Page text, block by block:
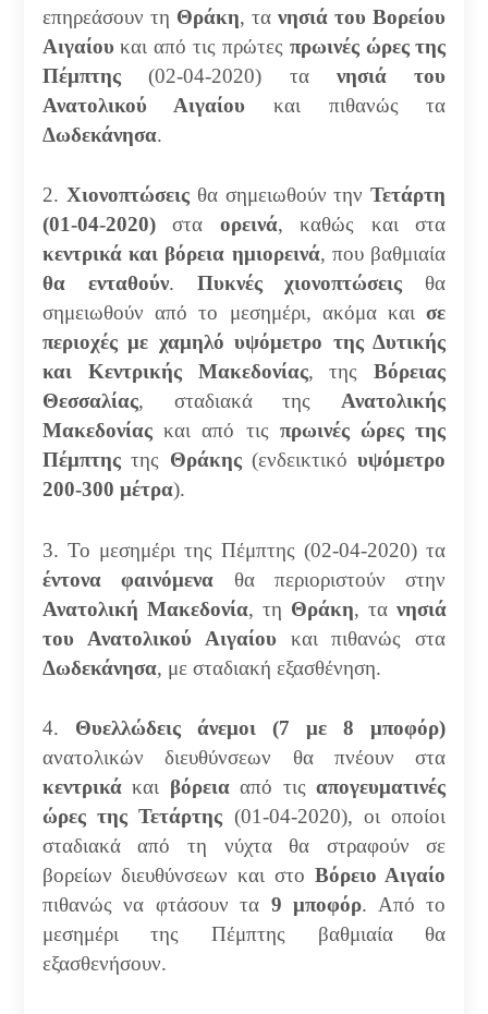
επηρεάσουν τη Θράκη, τανησιά του Βορείου
Αιγαίουκαι από τις πρώτες πρωινές ώρες της
Πέμπτης(02-04-2020) τα νησιά
του
Ανατολικού Αιγαίου και πιθανώς τα
Δωδεκάνησα.
2. Χιονοπτώσειςθα σημειωθούν τηνΤετάρτη
(01-04-2020)στα ορεινά, καθώς και στα
κεντρικά και βόρεια ημιορεινά, που βαθμιαία
θα ενταθούν. Πυκνές χιονοπτώσεις θα
σημειωθούν από το μεσημέρι, ακόμα καισε
περιοχές με χαμηλό υψόμετρο της Δυτικής
και Κεντρικής Μακεδονίας, τηςΒόρειας
Θεσσαλίας, σταδιακά της Ανατολικής
Μακεδονίαςκαι από τις πρωινές ώρες της
Πέμπτηςτης Θράκης(ενδεικτικόυψόμετρο
200-300 μέτρα).
3. Το μεσημέρι της Πέμπτης (02-04-2020) τα
έντονα φαινόμενα θα περιοριστούν στην
Ανατολική Μακεδονία, τη Θράκη, τα νησιά
του Ανατολικού Αιγαίουκαι πιθανώς στα
Δωδεκάνησα, με σταδιακή εξασθένηση.
4. Θυελλώδεις άνεμοι (7 με 8 μποφόρ)
ανατολικών διευθύνσεων θα πνέουν στα
κεντρικάκαι βόρειααπό τιςαπογευματινές
ώρες της Τετάρτης (01-04-2020), οι οποίοι
σταδιακά από τη νύχτα θα στραφούν σε
βορείων διευθύνσεων και στο Βόρειο Αιγαίο
πιθανώς να φτάσουν τα 9 μποφόρ. Από το
μεσημέρι της Πέμπτης βαθμιαία θα
εξασθενήσουν.